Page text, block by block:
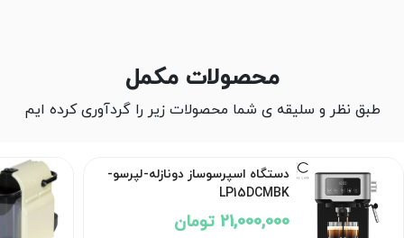
محصولات مکمل
طبق نظر و سلیقه ی شما محصولات زیر را گردآوری کرده ایم
دستگاه اسپرسوساز دونازله-لپرسو-
LP15DCMBK
21,000,000 تومان